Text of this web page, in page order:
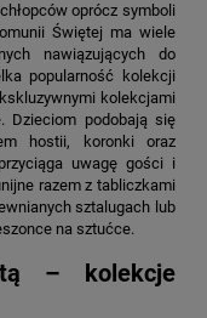
oprócz symboli
Świętej ma wiele
nawiązujących do
popularność kolekcji
kolekcjami
Dzieciom podobają się
hostii, koronki oraz
uwagę gości i
razem z tabliczkami
sztalugach lub
na sztućce.
– kolekcje